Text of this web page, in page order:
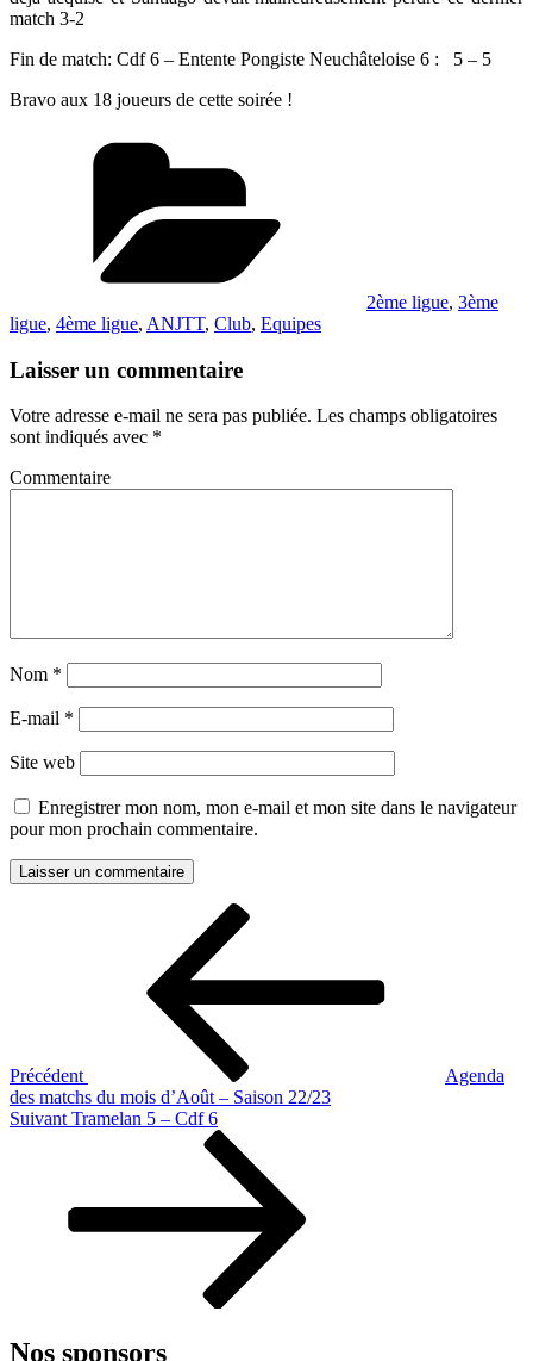
match 3-2
Fin de match: Cdf 6 – Entente Pongiste Neuchâteloise 6 : 5 – 5
Bravo aux 18 joueurs de cette soirée !
2ème ligue, 3ème
ligue, 4ème ligue, ANJTT, Club, Equipes
Laisser un commentaire
Votre adresse e-mail ne sera pas publiée. Les champs obligatoires
sont indiqués avec *
Commentaire
Nom *
E-mail *
Site web
Enregistrer mon nom, mon e-mail et mon site dans le navigateur
pour mon prochain commentaire.
Précédent
Agenda
des matchs du mois d’Août – Saison 22/23
Article
Suivant Tramelan 5 – Cdf 6
Nos sponsors